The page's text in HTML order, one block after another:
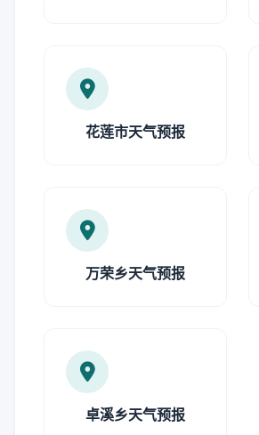
花莲市天气预报
万荣乡天气预报
卓溪乡天气预报